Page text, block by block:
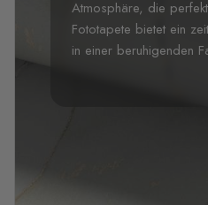
Atmosphäre, die
Fototapete bietet ein
in einer beruhigenden